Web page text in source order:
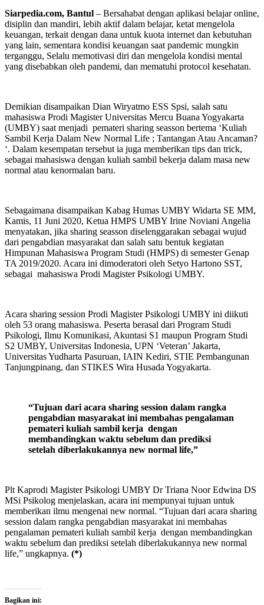
Siarpedia.com, Bantul – Bersahabat dengan aplikasi belajar online,
disiplin dan mandiri, lebih aktif dalam belajar, ketat mengelola
keuangan, terkait dengan dana untuk kuota internet dan kebutuhan
yang lain, sementara kondisi keuangan saat pandemic mungkin
terganggu, Selalu memotivasi diri dan mengelola kondisi mental
yang disebabkan oleh pandemi, dan mematuhi protocol kesehatan.
Demikian disampaikan Dian Wiryatmo ESS Spsi, salah satu
mahasiswa Prodi Magister Universitas Mercu Buana Yogyakarta
(UMBY) saat menjadi pemateri sharing seasson bertema ‘Kuliah
Sambil Kerja Dalam New Normal Life ; Tantangan Atau Ancaman?
‘. Dalam kesempatan tersebut ia juga memberikan tips dan trick,
sebagai mahasiswa dengan kuliah sambil bekerja dalam masa new
normal atau kenormalan baru.
Sebagaimana disampaikan Kabag Humas UMBY Widarta SE MM,
Kamis, 11 Juni 2020, Ketua HMPS UMBY Irine Noviani Angelia
menyatakan, jika sharing seasson diselenggarakan sebagai wujud
dari pengabdian masyarakat dan salah satu bentuk kegiatan
Himpunan Mahasiswa Program Studi (HMPS) di semester Genap
TA 2019/2020. Acara ini dimoderatori oleh Setyo Hartono SST,
sebagai mahasiswa Prodi Magister Psikologi UMBY.
Acara sharing session Prodi Magister Psikologi UMBY ini diikuti
oleh 53 orang mahasiswa. Peserta berasal dari Program Studi
Psikologi, Ilmu Komunikasi, Akuntasi S1 maupun Program Studi
S2 UMBY, Universitas Indonesia, UPN ‘Veteran’ Jakarta,
Universitas Yudharta Pasuruan, IAIN Kediri, STIE Pembangunan
Tanjungpinang, dan STIKES Wira Husada Yogyakarta.
“Tujuan dari acara sharing session dalam rangka
pengabdian masyarakat ini membahas pengalaman
pemateri kuliah sambil kerja dengan
membandingkan waktu sebelum dan prediksi
setelah diberlakukannya new normal life,”
Plt Kaprodi Magister Psikologi UMBY Dr Triana Noor Edwina DS
MSi Psikolog menjelaskan, acara ini mempunyai tujuan untuk
memberikan ilmu mengenai new normal. “Tujuan dari acara sharing
session dalam rangka pengabdian masyarakat ini membahas
pengalaman pemateri kuliah sambil kerja dengan membandingkan
waktu sebelum dan prediksi setelah diberlakukannya new normal
life,” ungkapnya. (*)
Bagikan ini: